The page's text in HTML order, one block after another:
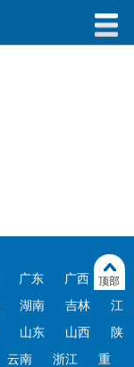
广东 广西
贵
湖南 吉林
江
山东 山西
陕
云南 浙江
重
顶部